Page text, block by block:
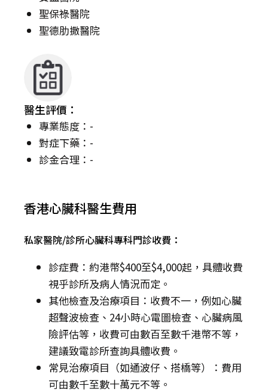
聖保祿醫院
聖德肋撒醫院
醫生評價：
專業態度：-
對症下藥：-
診金合理：-
香港心臟科醫生費用
私家醫院/診所心臟科專科門診收費：
診症費：約港幣$400至$4,000起，具體收費
視乎診所及病人情況而定。
其他檢查及治療項目：收費不一，例如心臟
超聲波檢查、24小時心電圖檢查、心臟病風
險評估等，收費可由數百至數千港幣不等，
建議致電診所查詢具體收費。
常見治療項目（如通波仔、搭橋等）：費用
可由數千至數十萬元不等。